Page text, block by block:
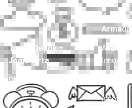
menjaga kepercayaan pelanggan.
Layanan
Jenis
Armada
Travel Depok –
Jogjakarta
Avanza /
Innova
Charter Mobil Drop Off Avanza